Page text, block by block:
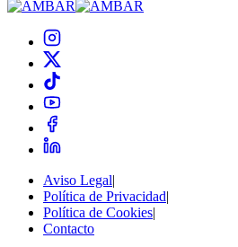
Aviso Legal|
Política de Privacidad|
Política de Cookies|
Contacto